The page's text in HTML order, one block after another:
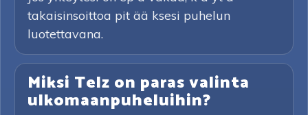
takaisinsoittoa pit ää ksesi puhelun
luotettavana.
Miksi Telz on paras valinta
ulkomaanpuheluihin?